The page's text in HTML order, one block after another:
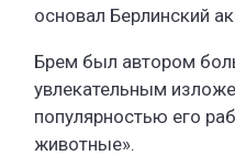
основал Берлинский
Брем был автором
увлекательным
популярностью его
животные».